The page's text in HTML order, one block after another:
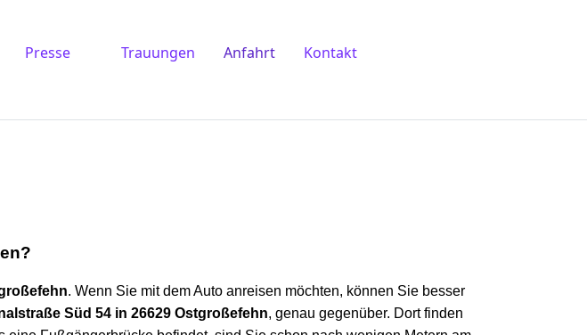
Presse Trauungen Anfahrt
Kontakt
. Wenn Sie mit dem Auto anreisen möchten, können Sie besser
Süd 54 in 26629 Ostgroßefehn, genau gegenüber. Dort finden